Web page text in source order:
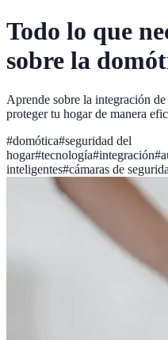
Todo lo que
sobre la
Aprende sobre la integración
proteger tu hogar de manera
#domótica#seguridad del
hogar#tecnología#integración#
inteligentes#cámaras de